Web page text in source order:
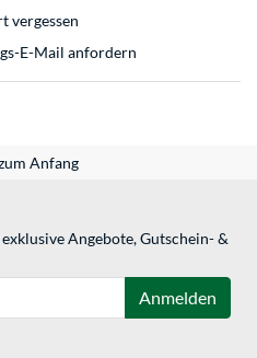
vergessen
E-Mail anfordern
Anfang
Angebote, Gutschein- &
Anmelden